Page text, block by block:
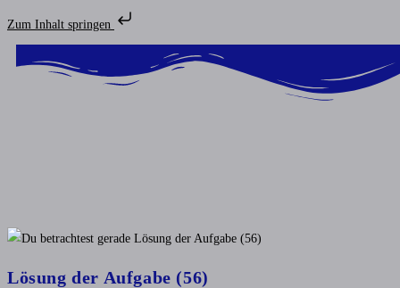
Zum Inhalt springen
Lösung der Aufgabe (56)